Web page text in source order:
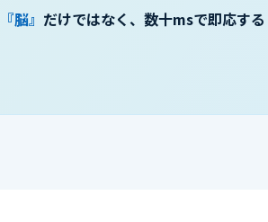
『脳』 だけではなく、数十msで即応する